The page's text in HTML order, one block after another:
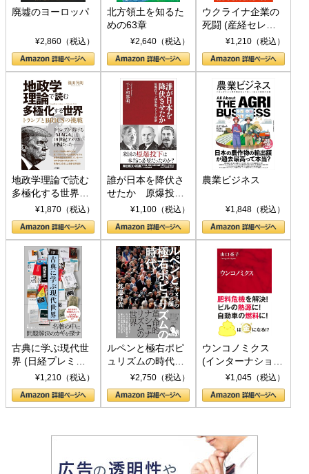
廃墟のヨーロッパ
¥2,860（税込）
北方領土を知るた
めの63章
¥2,640（税込）
ウクライナ企業の
死闘 (産経セレク
ト S 039)¥1,210（税込）
地政学理論で読む
多極化する世界：
トランプとBRICS
の挑戦
¥1,870（税込）
誰が日本を降伏さ
せたか 原爆投
下、ソ連参戦、そ
して聖断 (PHP新
書)
¥1,100（税込）
農業ビジネス
¥1,848（税込）
古典に学ぶ現代世
界 (日経プレミア
シリーズ)¥1,210（税込）
ルペンと極右ポピ
ュリズムの時代：
〈ヤヌス〉の二つ
の顔
¥2,750（税込）
ウンコノミクス
(インターナショナ
ル新書)¥1,045（税込）